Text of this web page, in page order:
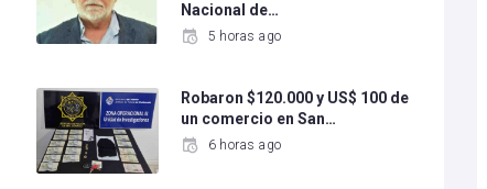
Nacional de…
5 horas ago
Robaron $120.000 y US$ 100 de
un comercio en San…
6 horas ago